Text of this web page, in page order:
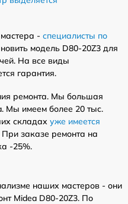
- специалисты по
модель D80-20Z3 для
На все виды
гарантия.
ремонта. Мы большая
Мы имеем более 20 тыс.
складах уже имеется
При заказе ремонта на
-25%.
наших мастеров - они
Midea D80-20Z3. По